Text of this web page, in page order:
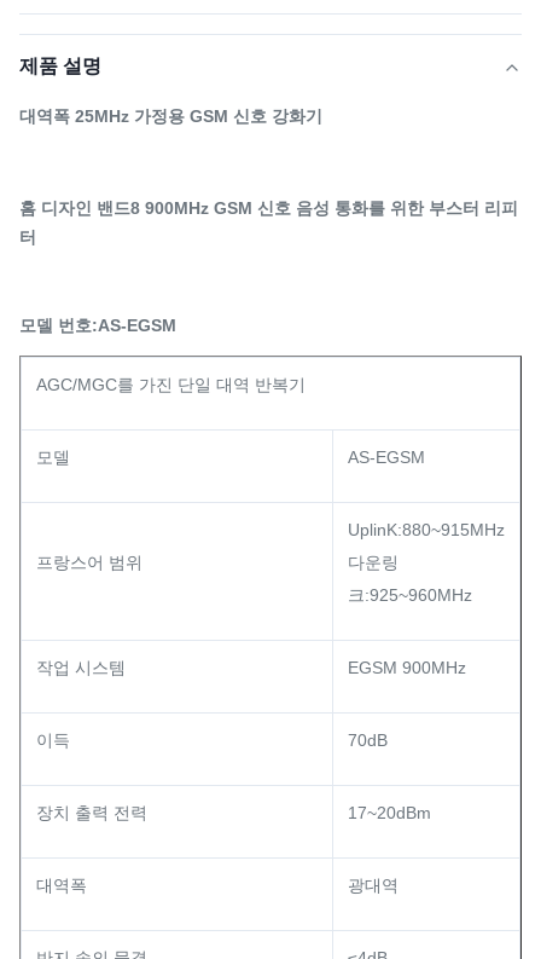
제품 설명
대역폭 25MHz 가정용 GSM 신호 강화기
홈 디자인 밴드8 900MHz GSM 신호 음성 통화를 위한 부스터 리피
터
모델 번호:AS-EGSM
AGC/MGC를 가진 단일 대역 반복기
모델 AS-EGSM
프랑스어 범위
UplinK:880~915MHz
다운링
크:925~960MHz
작업 시스템 EGSM 900MHz
이득 70dB
장치 출력 전력 17~20dBm
대역폭 광대역